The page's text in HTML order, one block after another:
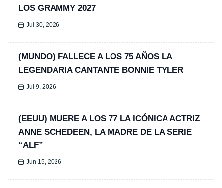
LOS GRAMMY 2027
Jul 30, 2026
(MUNDO) FALLECE A LOS 75 AÑOS LA
LEGENDARIA CANTANTE BONNIE TYLER
Jul 9, 2026
(EEUU) MUERE A LOS 77 LA ICÓNICA ACTRIZ
ANNE SCHEDEEN, LA MADRE DE LA SERIE
“ALF”
Jun 15, 2026